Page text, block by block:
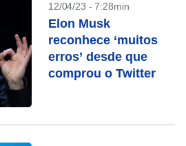
12/04/23 - 7:28min
Elon Musk
reconhece ‘muitos
erros’ desde que
comprou o Twitter